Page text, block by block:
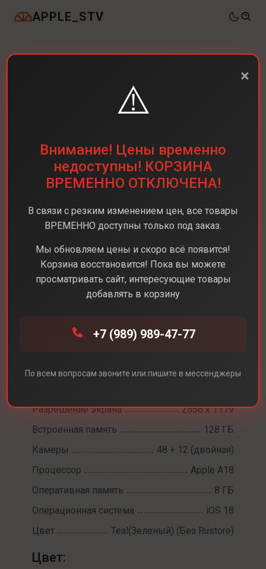
APPLE_STV
Смартфоны iPhone 16
Разрешение экрана
2556 x 1179
Встроенная память
128 ГБ
Камеры
48 + 12 (двойная)
Процессор
Apple A18
Оперативная память
8 ГБ
Операционная система
iOS 18
Цвет
Teal(Зеленый) (Без Rustore)
Цвет:
×
⚠️
Внимание! Цены временно
недоступны! КОРЗИНА
ВРЕМЕННО ОТКЛЮЧЕНА!
В связи с резким изменением цен, все товары
ВРЕМЕННО доступны только под заказ.
Мы обновляем цены и скоро всё появится!
Корзина восстановится! Пока вы можете
просматривать сайт, интересующие товары
добавлять в корзину
+7 (989) 989-47-77
По всем вопросам звоните или пишите в мессенджеры